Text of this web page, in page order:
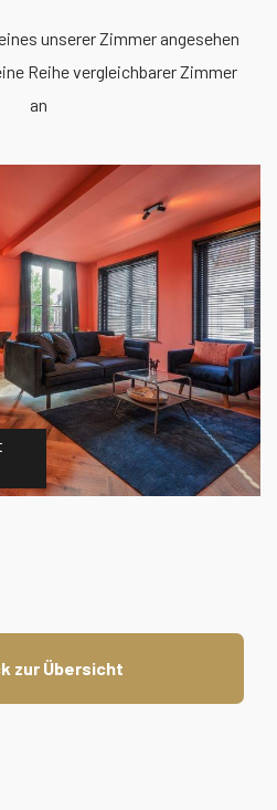
unserer Zimmer angesehen
Reihe vergleichbarer Zimmer
an
zur Übersicht